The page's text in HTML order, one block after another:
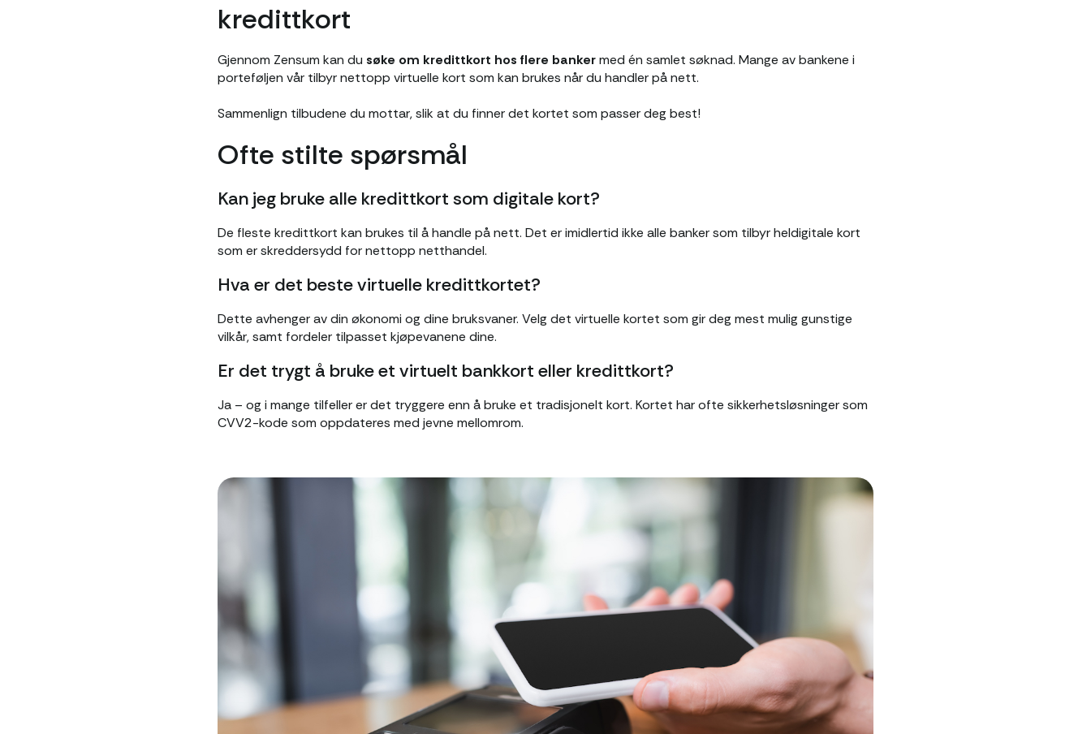
kredittkort
Gjennom Zensum kan du søke om kredittkort hos flere bankermed én samlet søknad. Mange av bankene i
porteføljen vår tilbyr nettopp virtuelle kort som kan brukes når du handler på nett.
Sammenlign tilbudene du mottar, slik at du finner det kortet som passer deg best!
Ofte stilte spørsmål
Kan jeg bruke alle kredittkort som digitale kort?
De fleste kredittkort kan brukes til å handle på nett. Det er imidlertid ikke alle banker som tilbyr heldigitale kort
som er skreddersydd for nettopp netthandel.
Hva er det beste virtuelle kredittkortet?
Dette avhenger av din økonomi og dine bruksvaner. Velg det virtuelle kortet som gir deg mest mulig gunstige
vilkår, samt fordeler tilpasset kjøpevanene dine.
Er det trygt å bruke et virtuelt bankkort eller kredittkort?
Ja – og i mange tilfeller er det tryggere enn å bruke et tradisjonelt kort. Kortet har ofte sikkerhetsløsninger som
CVV2-kode som oppdateres med jevne mellomrom.